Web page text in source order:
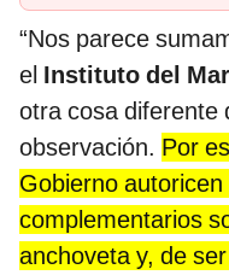
“Nos parece
el Instituto del
otra cosa diferente
observación. Por
Gobierno
complementarios
anchoveta y, de